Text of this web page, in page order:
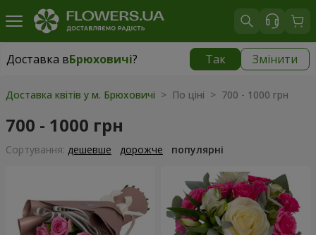
Доставка вБрюховичі? Так Змінити
Доставка вБрюховичі|
Доставка квітів у м. Брюховичі > По ціні > 700 - 1000 грн
700 - 1000 грн
Сортування: дешевше дорожче популярні